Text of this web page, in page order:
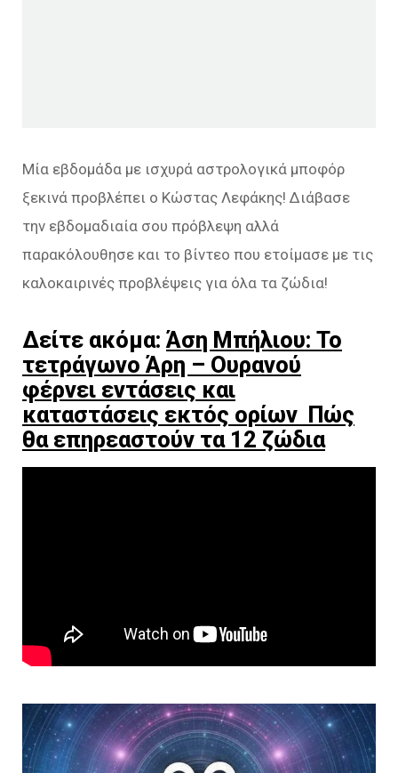
Μία εβδομάδα με ισχυρά αστρολογικά μποφόρ
ξεκινά προβλέπει ο Κώστας Λεφάκης! Διάβασε
την εβδομαδιαία σου πρόβλεψη αλλά
παρακόλουθησε και το βίντεο που ετοίμασε με τις
καλοκαιρινές προβλέψεις για όλα τα ζώδια!
Δείτε ακόμα: Άση Μπήλιου: Το
τετράγωνο Άρη – Ουρανού
φέρνει εντάσεις και
καταστάσεις εκτός ορίων Πώς
θα επηρεαστούν τα 12 ζώδια